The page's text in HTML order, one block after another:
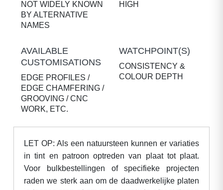
NOT WIDELY KNOWN
BY ALTERNATIVE
NAMES
HIGH
AVAILABLE
CUSTOMISATIONS
EDGE PROFILES /
EDGE CHAMFERING /
GROOVING / CNC
WORK, ETC.
WATCHPOINT(S)
CONSISTENCY &
COLOUR DEPTH
LET OP: Als een natuursteen kunnen er variaties
in tint en patroon optreden van plaat tot plaat.
Voor bulkbestellingen of specifieke projecten
raden we sterk aan om de daadwerkelijke platen